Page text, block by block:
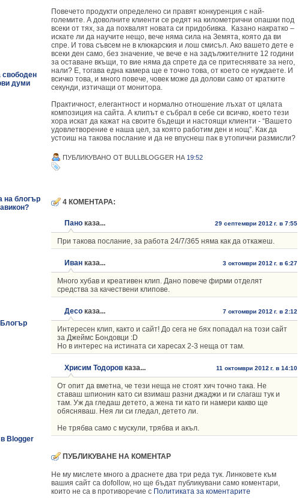
свободен
думи
на блогър
Blogger
Повечето продукти определено си правят конкуренция с най-
големите. А доволните клиенти се редят на километрични опашки под
всеки от тях, за да похвалят новата си придобивка. Казано накратко –
искате ли да научите нещо, вече няма сила на Земята, която да ви
спре. И това съвсем не в клюкарския и лош смисъл. Ако вашето дете е
всеки ден само, без значение, че вече е на задължителните 12 години
за оставане вкъщи, то вие няма да спрете да се притеснявате за него,
нали? Е, тогава една камера ще е точно това, от което се нуждаете. И
всичко това, и много повече, човек може да долови само от кратките
секунди, изтичащи от монитора.
Практичност, елегантност и нормално отношение лъхат от цялата
композиция на сайта. А клипът е събрал в себе си всичко, което тези
хора искат да кажат на своите бъдещи и настоящи клиенти - “Вашето
удовлетворение е наша цел, за която работим ден и нощ”. Как да
устоиш на такова послание и да не впуснеш пак в утопични размисли?
ПУБЛИКУВАНО ОТ BULLBLOGGER НА 19:52
4 КОМЕНТАРА:
Пано каза... 29 септември 2012 г. в 7:55
При такова послание, за работа 24/7/365 няма как да откажеш.
Иван каза... 3 октомври 2012 г. в 6:27
Много хубав и креативен клип. Дано повече фирми отделят
средства за качествени клипове.
Десо каза... 7 октомври 2012 г. в 2:12
Интересен клип, както и сайт! До сега не бях попадал на този сайт
за Джеймс Бондовци :D
Но в интерес на истината си харесах 2-3 неща от там.
Хрисим Тодоров каза... 11 октомври 2012 г. в 14:10
От опит да вметна, че тези неща не стоят хич точно така. Не
ставаш шпионин като си взимаш разни джаджи и ги слагаш тук и
там. Уж да гледаш детето, а жена ти като ги намери какво ще
обясняваш. Нея ли си гледал, детето ли.
Не трябва само с мускули, трябва и акъл.
ПУБЛИКУВАНЕ НА КОМЕНТАР
Не му мислете много а драснете два три реда тук. Линковете към
вашия сайт са dofollow, но ще бъдат публикувани само коментари,
които не са в противоречие с Политиката за коментарите